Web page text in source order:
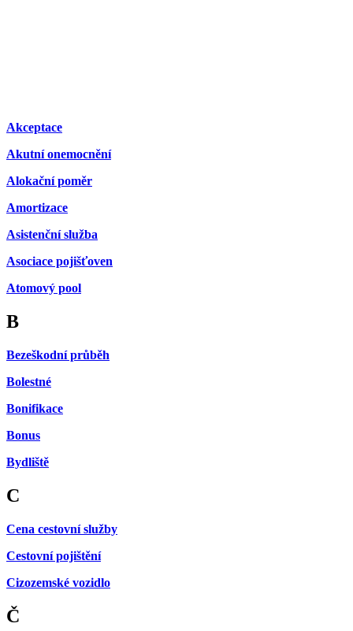
Akceptace
Akutní onemocnění
Alokační poměr
Amortizace
Asistenční služba
Asociace pojišťoven
Atomový pool
B
Bezeškodní průběh
Bolestné
Bonifikace
Bonus
Bydliště
C
Cena cestovní služby
Cestovní pojištění
Cizozemské vozidlo
Č